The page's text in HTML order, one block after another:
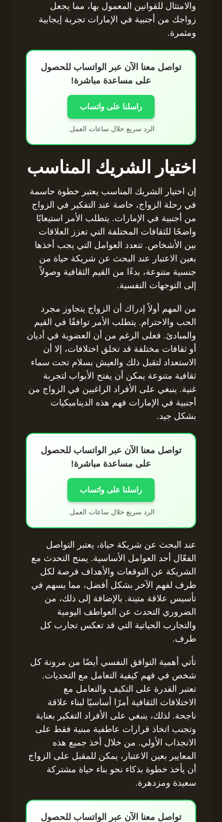
والامتثال للقوانين المعمول بها، مما يجعل
زواجك من أجنبية في الإمارات تجربة إيجابية
ومثمرة.
تواصل معنا الآن عبر الواتساب للحصول
على مساعدة مباشرة!
راسلنا على واتساب
الرد سريع خلال ساعات العمل.
اختيار الشريك المناسب
إن اختيار الشريك المناسب يعتبر خطوة حاسمة
في رحلة الزواج، خاصة عند التفكير في الزواج
من أجنبية في الإمارات. يتطلب الأمر استيعابًا
واضحًا للثقافات المختلفة التي تعزز العلاقات
بين الأشخاص. تتعدد العوامل التي يجب أخذها
بعين الاعتبار عند البحث عن شريكة حياة من
جنسية متنوعة، بدءًا من القيم الثقافية وصولاً
إلى التوجهات النفسية.
من المهم أولاً إدراك أن الزواج يتجاوز مجرد
الحب والاحترام. يتطلب الأمر توافقًا في القيم
والمبادئ. فعلى الرغم من أن العضوية في أديان
أو ثقافات مختلفة قد تخلق اختلافات، إلا أن
الاستعداد لتقبل ذلك والعيش بسلام تحت سماء
ثقافية متنوعة يمكن أن يفتح الأبواب لتجربة
غنية. ينبغي على الأفراد الراغبين في الزواج من
أجنبية في الإمارات فهم هذه الديناميكيات
بشكل جيد.
تواصل معنا الآن عبر الواتساب للحصول
على مساعدة مباشرة!
راسلنا على واتساب
الرد سريع خلال ساعات العمل.
عند البحث عن شريكة حياة، يعتبر التواصل
الفعّال أحد العوامل الأساسية. يمنح التحدث مع
الشريكة عن التوقعات والأهداف فرصة لكل
طرف لفهم الآخر بشكل أفضل، مما يسهم في
تأسيس علاقة متينة. بالإضافة إلى ذلك، من
الضروري التحدث عن العواطف اليومية
والتجارب الحياتية التي قد تعكس تجارب كل
طرف.
تأتي أهمية التوافق النفسي أيضًا من مرونة كل
شخص في فهم كيفية التعامل مع التحديات.
تعتبر القدرة على التكيف والتعامل مع
الاختلافات الثقافية أمرًا أساسيًا لبناء علاقة
ناجحة. لذلك، ينبغي على الأفراد التفكير بعناية
وتجنب اتخاذ قرارات عاطفية مبنية فقط على
الانجذاب الأولي. من خلال أخذ جميع هذه
المعايير بعين الاعتبار، يمكن للمقبل على الزواج
أن يأخذ خطوة بذكاء نحو بناء حياة مشتركة
سعيدة ومزدهرة.
تواصل معنا الآن عبر الواتساب للحصول